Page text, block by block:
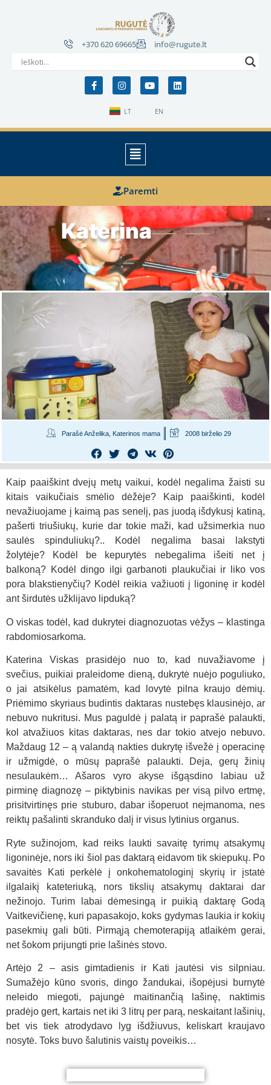
LT EN
+370 620 69665 info@rugute.lt
Paremti
Katerina
Parašė Anželika, Katerinos mama 2008 birželio 29
Kaip paaiškint dvejų metų vaikui, kodėl negalima žaisti su
kitais vaikučiais smėlio dėžėje? Kaip paaiškinti, kodėl
nevažiuojame į kaimą pas senelį, pas juodą išdykusį katiną,
pašerti triušiukų, kurie dar tokie maži, kad užsimerkia nuo
saulės spinduliukų?.. Kodėl negalima basai lakstyti
žolytėje? Kodėl be kepurytės nebegalima išeiti net į
balkoną? Kodėl dingo ilgi garbanoti plaukučiai ir liko vos
pora blakstienyčių? Kodėl reikia važiuoti į ligoninę ir kodėl
ant širdutės užklijavo lipduką?
O viskas todėl, kad dukrytei diagnozuotas vėžys – klastinga
rabdomiosarkoma.
Katerina Viskas prasidėjo nuo to, kad nuvažiavome į
svečius, puikiai praleidome dieną, dukrytė nuėjo poguliuko,
o jai atsikėlus pamatėm, kad lovytė pilna kraujo dėmių.
Priėmimo skyriaus budintis daktaras nustebęs klausinėjo, ar
nebuvo nukritusi. Mus paguldė į palatą ir paprašė palaukti,
kol atvažiuos kitas daktaras, nes dar tokio atvejo nebuvo.
Maždaug 12 – ą valandą nakties dukrytę išvežė į operacinę
ir užmigdė, o mūsų paprašė palaukti. Deja, gerų žinių
nesulaukėm… Ašaros vyro akyse išgąsdino labiau už
pirminę diagnozę – piktybinis navikas per visą pilvo ertmę,
prisitvirtinęs prie stuburo, dabar išoperuot neįmanoma, nes
reiktų pašalinti skranduko dalį ir visus lytinius organus.
Ryte sužinojom, kad reiks laukti savaitę tyrimų atsakymų
ligoninėje, nors iki šiol pas daktarą eidavom tik skiepukų. Po
savaitės Kati perkėlė į onkohematologinį skyrių ir įstatė
ilgalaikį kateteriuką, nors tikslių atsakymų daktarai dar
nežinojo. Turim labai dėmesingą ir puikią daktarę Godą
Vaitkevičienę, kuri papasakojo, koks gydymas laukia ir kokių
pasekmių gali būti. Pirmąją chemoterapiją atlaikėm gerai,
net šokom prijungti prie lašinės stovo.
Artėjo 2 – asis gimtadienis ir Kati jautėsi vis silpniau.
Sumažėjo kūno svoris, dingo žandukai, išopėjusi burnytė
neleido miegoti, pajungė maitinančią lašinę, naktimis
pradėjo gert, kartais net iki 3 litrų per parą, neskaitant lašinių,
bet vis tiek atrodydavo lyg išdžiuvus, keliskart kraujavo
nosytė. Toks buvo šalutinis vaistų poveikis…